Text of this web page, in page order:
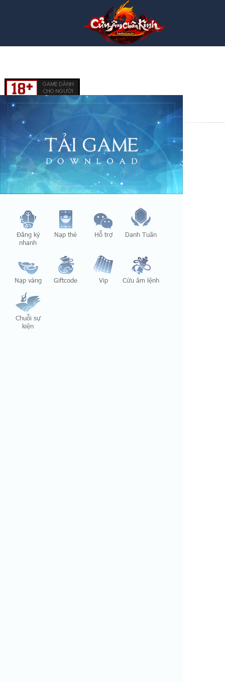
Đăng ký
nhanh
Nạp thẻ Hỗ trợ Danh Tuấn
Nạp vàng Giftcode Vip Cửu âm lệnh
Chuỗi sự
kiện